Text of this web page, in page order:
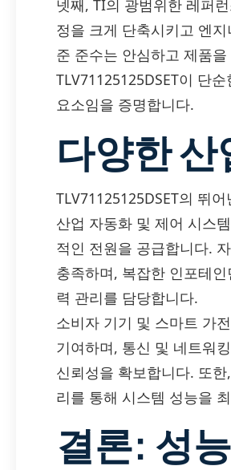
넷째, TI의 광범위한 레퍼
정을 크게 단축시키고 엔
준 준수는 안심하고 제품
TLV71125125DSET이 단
요소임을 증명합니다.
다양한
TLV71125125DSET의 뛰
산업 자동화 및 제어 시스
적인 전원을 공급합니다.
충족하며, 복잡한 인포테
력 관리를 담당합니다.
소비자 기기 및 스마트 가
기여하며, 통신 및 네트워
신뢰성을 확보합니다. 또
리를 통해 시스템 성능을
결론: 성